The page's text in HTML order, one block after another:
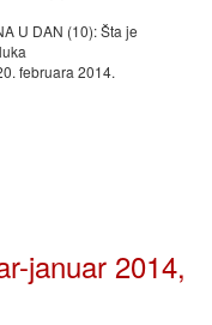
U DAN (10): Šta je
februara 2014.
januar 2014,